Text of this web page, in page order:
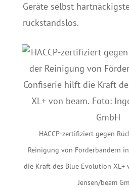
Geräte selbst
rückstandslos.
HACCP-zertifiziert gegen
Reinigung von Förderbändern
die Kraft des Blue Evolution XL+
Jensen/beam